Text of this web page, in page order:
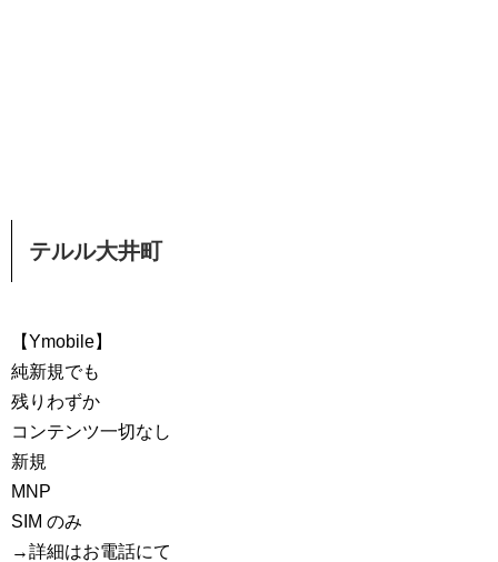
テルル大井町
【Ymobile】
純新規でも
残りわずか
コンテンツ一切なし
新規
MNP
SIM のみ
→詳細はお電話にて